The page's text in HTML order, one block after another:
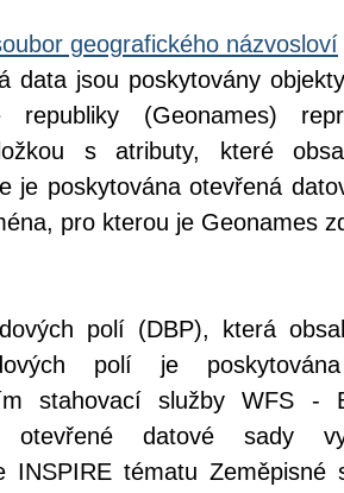
geografického názvosloví
data jsou poskytovány
republiky (Geonames)
s atributy, které
je poskytována otevřená
pro kterou je Geonames
polí (DBP), která
polí je
stahovací služby WFS -
otevřené datové sady
INSPIRE tématu Zeměpisné